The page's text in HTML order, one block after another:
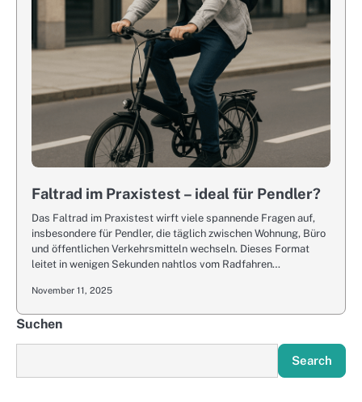
Faltrad im Praxistest – ideal für Pendler?
Das Faltrad im Praxistest wirft viele spannende Fragen auf,
insbesondere für Pendler, die täglich zwischen Wohnung, Büro
und öffentlichen Verkehrsmitteln wechseln. Dieses Format
leitet in wenigen Sekunden nahtlos vom Radfahren…
November 11, 2025
Suchen
Search